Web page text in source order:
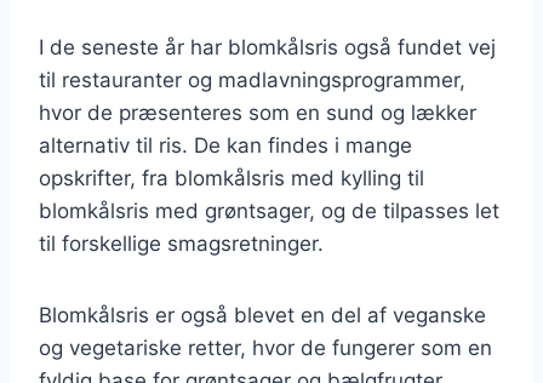
I de seneste år har blomkålsris også fundet vej
til restauranter og madlavningsprogrammer,
hvor de præsenteres som en sund og lækker
alternativ til ris. De kan findes i mange
opskrifter, fra blomkålsris med kylling til
blomkålsris med grøntsager, og de tilpasses let
til forskellige smagsretninger.
Blomkålsris er også blevet en del af veganske
og vegetariske retter, hvor de fungerer som en